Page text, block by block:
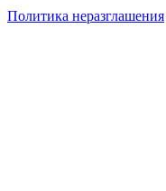
Политика неразглашения